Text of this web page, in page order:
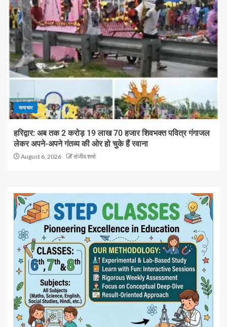
समाचार
हरिद्वार: अब तक 2 करोड़ 19 लाख 70 हजार शिवभक्त पवित्र गंगाजल
लेकर अपने-अपने गंतव्य की ओर हो चुके हैं रवाना
August 6, 2026 संजीव शर्मा